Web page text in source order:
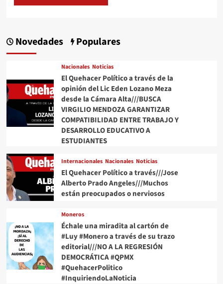
Novedades Populares
Nacionales Noticias
El Quehacer Político a través de la
opinión del Lic Eden Lozano Meza
desde la Cámara Alta///BUSCA
VIRGILIO MENDOZA GARANTIZAR
COMPATIBILIDAD ENTRE TRABAJO Y
DESARROLLO EDUCATIVO A
ESTUDIANTES
Internacionales Nacionales Noticias
El Quehacer Político a través///Jose
Alberto Prado Angeles///Muchos
están preocupados o nerviosos
Moneros
Échale una miradita al cartón de
#Luy #Monero a través de su trazo
editorial///NO A LA REGRESIÓN
DEMOCRÁTICA #QPMX
#QuehacerPolitico
#InquiriendoLaNoticia